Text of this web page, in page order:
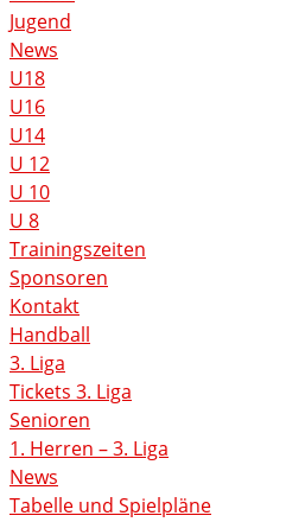
Jugend
News
U18
U16
U14
U 12
U 10
U 8
Trainingszeiten
Sponsoren
Kontakt
Handball
3. Liga
Tickets 3. Liga
Senioren
1. Herren – 3. Liga
News
Tabelle und Spielpläne